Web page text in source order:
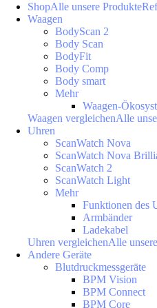
ShopAlle unsere Produkte
Waagen
BodyScan 2
Body Scan
BodyFit
Body Comp
Body smart
Mehr
Waagen-
Waagen vergleichenAlle
Uhren
ScanWatch Nova
ScanWatch Nova
ScanWatch 2
ScanWatch Light
Mehr
Funktionen des
Armbänder
Ladekabel
Uhren vergleichenAlle
Andere Geräte
Blutdruckmessgeräte
BPM Vision
BPM Connect
BPM Core